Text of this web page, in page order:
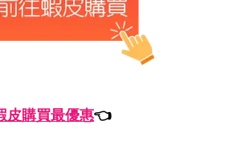
皮購買最優惠👈